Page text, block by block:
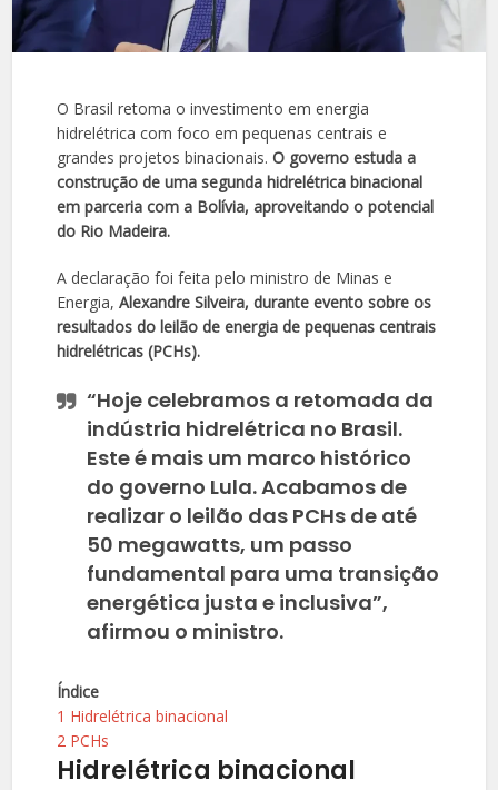
O Brasil retoma o investimento em energia
hidrelétrica com foco em pequenas centrais e
grandes projetos binacionais.O governo estuda a
construção de uma segunda hidrelétrica binacional
em parceria com a Bolívia, aproveitando o potencial
do Rio Madeira.
A declaração foi feita pelo ministro de Minas e
Energia,Alexandre Silveira, durante evento sobre os
resultados do leilão de energia de pequenas centrais
hidrelétricas (PCHs).
“Hoje celebramos a retomada da
indústria hidrelétrica no Brasil.
Este é mais um marco histórico
do governo Lula. Acabamos de
realizar o leilão das PCHs de até
50 megawatts, um passo
fundamental para uma transição
energética justa e inclusiva”,
afirmou o ministro.
Índice
1 Hidrelétrica binacional
2 PCHs
Hidrelétrica binacional